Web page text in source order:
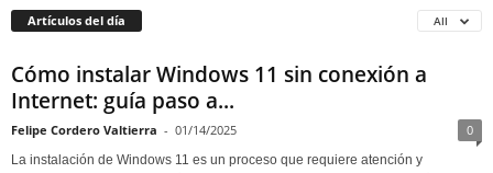
Artículos del día All
Cómo instalar Windows 11 sin conexión a
Internet: guía paso a...
Felipe Cordero Valtierra - 01/14/2025 0
La instalación de Windows 11 es un proceso que requiere atención y